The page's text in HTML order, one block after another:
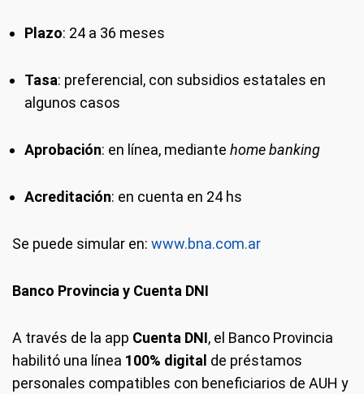
Plazo: 24 a 36 meses
Tasa: preferencial, con subsidios estatales en
algunos casos
Aprobación: en línea, mediante home banking
Acreditación: en cuenta en 24 hs
Se puede simular en: www.bna.com.ar
Banco Provincia y Cuenta DNI
A través de la app Cuenta DNI, el Banco Provincia
habilitó una línea 100% digital de préstamos
personales compatibles con beneficiarios de AUH y